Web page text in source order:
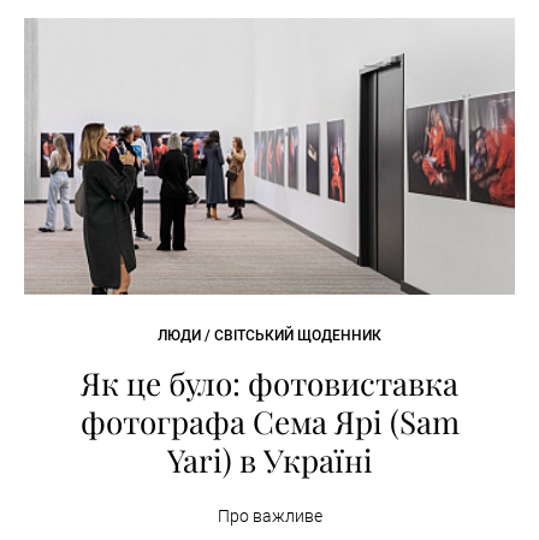
ЛЮДИ / СВІТСЬКИЙ ЩОДЕННИК
Як це було: фотовиставка
фотографа Сема Ярі (Sam
Yari) в Україні
Про важливе